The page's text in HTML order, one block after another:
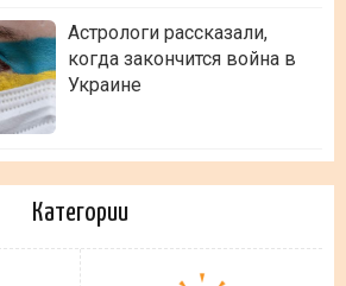
Астрологи рассказали,
когда закончится война в
Украине
Категории